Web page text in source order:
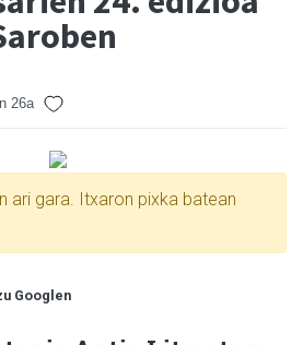
26a
ari gara. Itxaron pixka batean
Googlen